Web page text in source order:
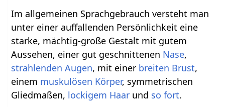
Im allgemeinen Sprachgebrauch versteht man
unter einer auffallenden Persönlichkeit eine
starke, mächtig-große Gestalt mit gutem
Aussehen, einer gut geschnittenen Nase,
strahlenden Augen, mit einer breiten Brust,
einem muskulösen Körper, symmetrischen
Gliedmaßen, lockigem Haar und so fort.